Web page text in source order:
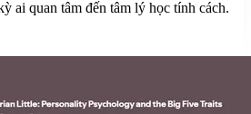
ai quan tâm đến tâm lý học tính cách.